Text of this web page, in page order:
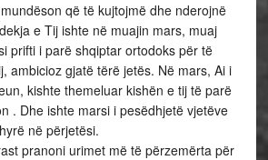
që të kujtojmë dhe nderojnë
e Tij ishte në muajin mars, muaj
prifti i parë shqiptar ortodoks për të
ambicioz gjatë tërë jetës. Në mars, Ai i
kishte themeluar kishën e tij të parë
. Dhe ishte marsi i pesëdhjetë vjetëve
në përjetësi.
pranoni urimet më të përzemërta për